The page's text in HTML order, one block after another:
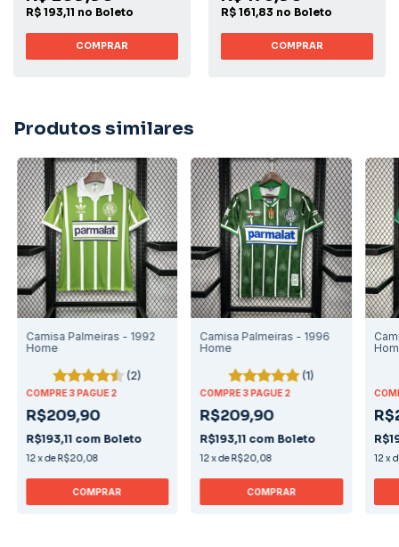
R$ 193,11 no Boleto
COMPRAR
R$ 161,83 no Boleto
COMPRAR
Produtos similares
Camisa Palmeiras - 1992
Home
(2)
COMPRE 3 PAGUE 2
R$209,90
R$193,11 com Boleto
12xde R$20,08
COMPRAR
Camisa Palmeiras - 1996
Home
(1)
COMPRE 3 PAGUE 2
R$209,90
R$193,11 com Boleto
12xde R$20,08
COMPRAR
12 x